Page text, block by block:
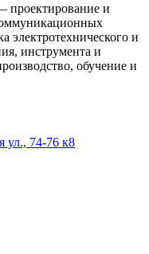
проектирование и
электротехнического и
инструмента и
обучение и
ул., 74-76 к8